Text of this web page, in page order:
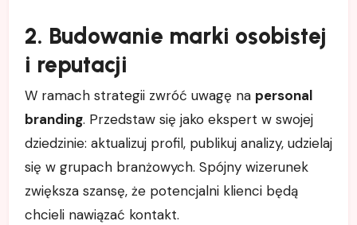
2. Budowanie marki osobistej
i reputacji
W ramach strategii zwróć uwagę na personal
branding. Przedstaw się jako ekspert w swojej
dziedzinie: aktualizuj profil, publikuj analizy, udzielaj
się w grupach branżowych. Spójny wizerunek
zwiększa szansę, że potencjalni klienci będą
chcieli nawiązać kontakt.